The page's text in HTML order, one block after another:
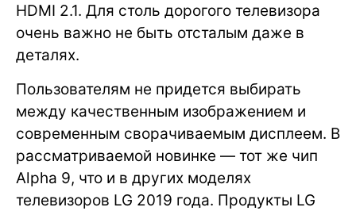
HDMI 2.1. Для столь дорогого телевизора
очень важно не быть отсталым даже в
деталях.
Пользователям не придется выбирать
между качественным изображением и
современным сворачиваемым дисплеем. В
рассматриваемой новинке — тот же чип
Alpha 9, что и в других моделях
телевизоров LG 2019 года. Продукты LG